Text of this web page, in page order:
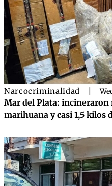
Narcocriminalidad
Mar del Plata: incineraron
marihuana y casi 1,5 kilos